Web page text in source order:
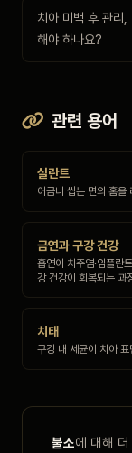
치아 미백 후 관리,
해야 하나요?
관련 용어
실란트
어금니 씹는 면의 홈
금연과 구강 건강
흡연이 치주염·임플란
강 건강이 회복되는 과
치태
구강 내 세균이 치아
불소에 대해